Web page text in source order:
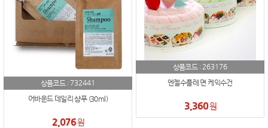
상품코드 : 732441
어바운드 데일리 샴푸 (30ml)
2,076원
상품코드 :263176
엔젤수플레 면 케익수건
3,360원